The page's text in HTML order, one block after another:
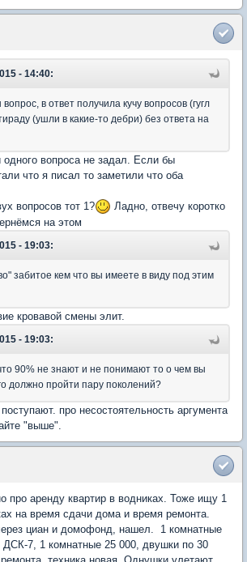
- 14:40:
в ответ получила кучу вопросов (гугл
(ушли в какие-то дебри) без ответа на
вопроса не задал. Если бы
что я писал то заметили что оба
вопросов тот 1?
Ладно, отвечу коротко
на этом
- 19:03:
забитое кем что вы имеете в виду под этим
кровавой смены элит.
- 19:03:
90% не знают и не понимают то о чем вы
должно пройти пару поколений?
про несостоятельность аргумента
"выше".
про аренду квартир в водниках. Тоже ищу 1
на время сдачи дома и время ремонта.
циан и домофонд, нашел. 1 комнатные
ДСК-7, 1 комнатные 25 000, двушки по 30